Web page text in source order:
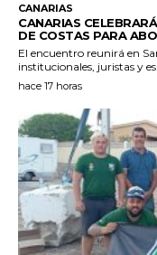
CANARIAS
CANARIAS
DE COSTAS PARA
El encuentro reunirá en
institucionales, juristas y
hace 17 horas